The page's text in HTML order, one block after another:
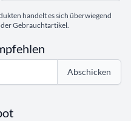
handelt es sich überwiegend
Gebrauchtartikel.
Abschicken